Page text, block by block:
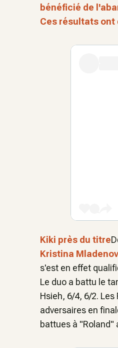
bénéficié de
Ces résultats ont
Kiki près du titre
Kristina
s'est en effet
Le duo a battu le
Hsieh, 6/4, 6/2.
adversaires en
battues à "Roland"